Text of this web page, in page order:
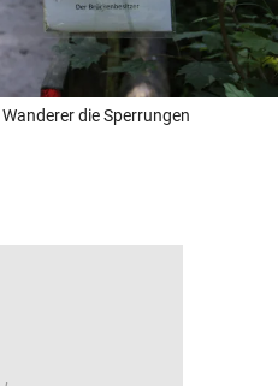
die Sperrungen